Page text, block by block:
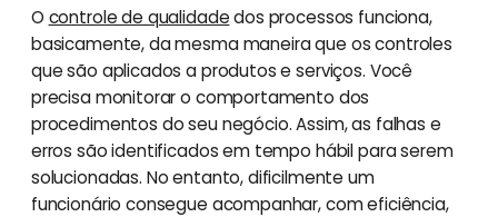
O controle de qualidadedos processos funciona,
basicamente, da mesma maneira que os controles
que são aplicados a produtos e serviços. Você
precisa monitorar o comportamento dos
procedimentos do seu negócio. Assim, as falhas e
erros são identificados em tempo hábil para serem
solucionadas. No entanto, dificilmente um
funcionário consegue acompanhar, com eficiência,